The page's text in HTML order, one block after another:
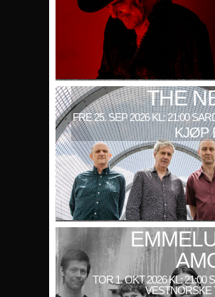
THE
FRE 25. SEP 2026 KL: 21:00
KJØP
TOR 1. OKT 2026 KL: 21:00
VESTNORSKE